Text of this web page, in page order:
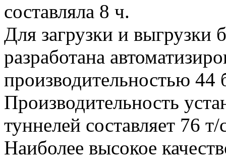
составляла 8 ч.
Для загрузки и выгрузки
разработана
производительностью 44
Производительность
туннелей составляет 76 т/
Наиболее высокое